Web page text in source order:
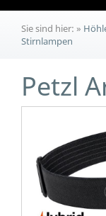
Sie sind hier: »
Stirnlampen
Petzl